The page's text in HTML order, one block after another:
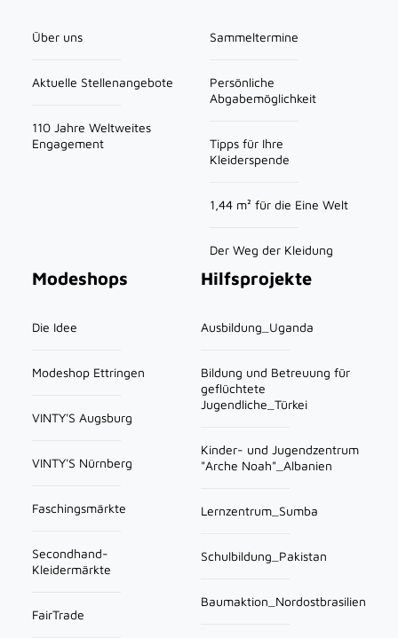
Über uns
Aktuelle Stellenangebote
110 Jahre Weltweites
Engagement
Sammeltermine
Persönliche
Abgabemöglichkeit
Tipps für Ihre
Kleiderspende
1,44 m² für die Eine Welt
Der Weg der Kleidung
Modeshops
Die Idee
Modeshop Ettringen
VINTY'S Augsburg
VINTY'S Nürnberg
Faschingsmärkte
Secondhand-
Kleidermärkte
FairTrade
Hilfsprojekte
Ausbildung_Uganda
Bildung und Betreuung für
geflüchtete
Jugendliche_Türkei
Kinder- und Jugendzentrum
"Arche Noah"_Albanien
Lernzentrum_Sumba
Schulbildung_Pakistan
Baumaktion_Nordostbrasilien